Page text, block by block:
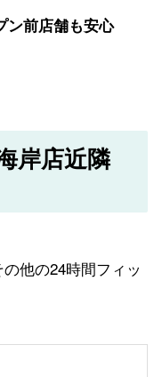
ン前店舗も安心
岸店近隣
他の24時間フィッ